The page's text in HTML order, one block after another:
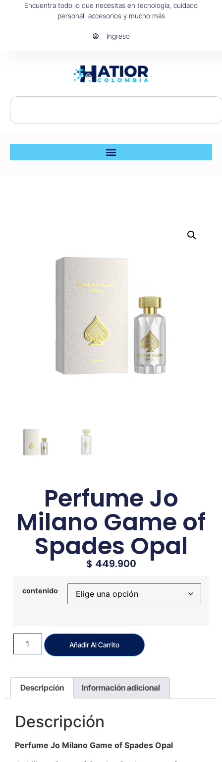
Encuentra todo lo que necesitas en tecnología, cuidado
personal, accesorios y mucho más
Ingreso
Perfume Jo
Milano Game of
Spades Opal
$ 449.900
contenido
Añadir Al Carrito
Descripción Información adicional
Descripción
Perfume Jo Milano Game of Spades Opal